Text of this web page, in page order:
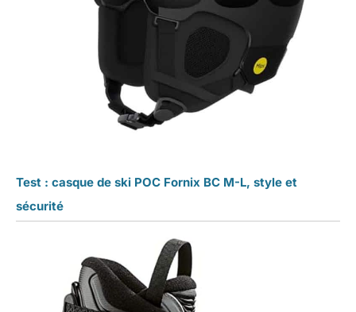
Test : casque de ski POC Fornix BC M-L, style et
sécurité